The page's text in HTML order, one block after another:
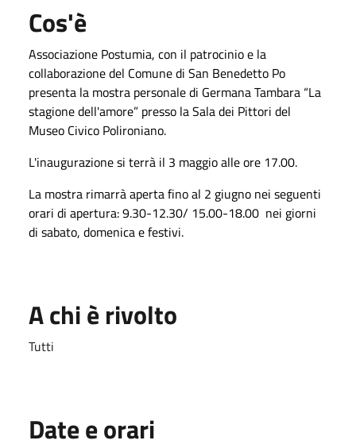
Cos'è
Associazione Postumia, con il patrocinio e la
collaborazione del Comune di San Benedetto Po
presenta la mostra personale di Germana Tambara “La
stagione dell'amore” presso la Sala dei Pittori del
Museo Civico Polironiano.
L'inaugurazione si terrà il 3 maggio alle ore 17.00.
La mostra rimarrà aperta fino al 2 giugno nei seguenti
orari di apertura: 9.30-12.30/ 15.00-18.00 nei giorni
di sabato, domenica e festivi.
A chi è rivolto
Tutti
Date e orari